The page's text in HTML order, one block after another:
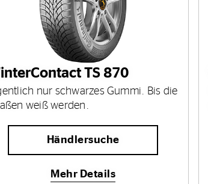
TS 870
nur schwarzes Gummi. Bis die
weiß werden.
Händlersuche
Mehr Details